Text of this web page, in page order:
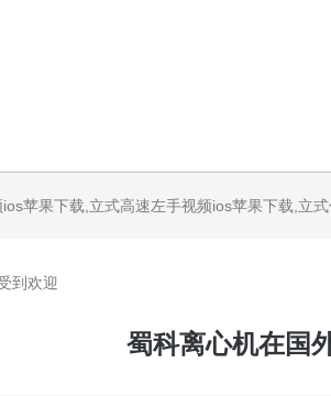
果下载,立式高速左手视频ios苹果下载,立式低
到欢迎
蜀科离心机在国